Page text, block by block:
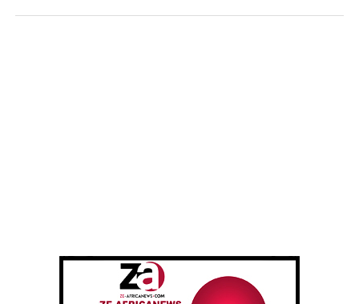
souligne-t-il : “Aucun de nos pays ne peut échapper à